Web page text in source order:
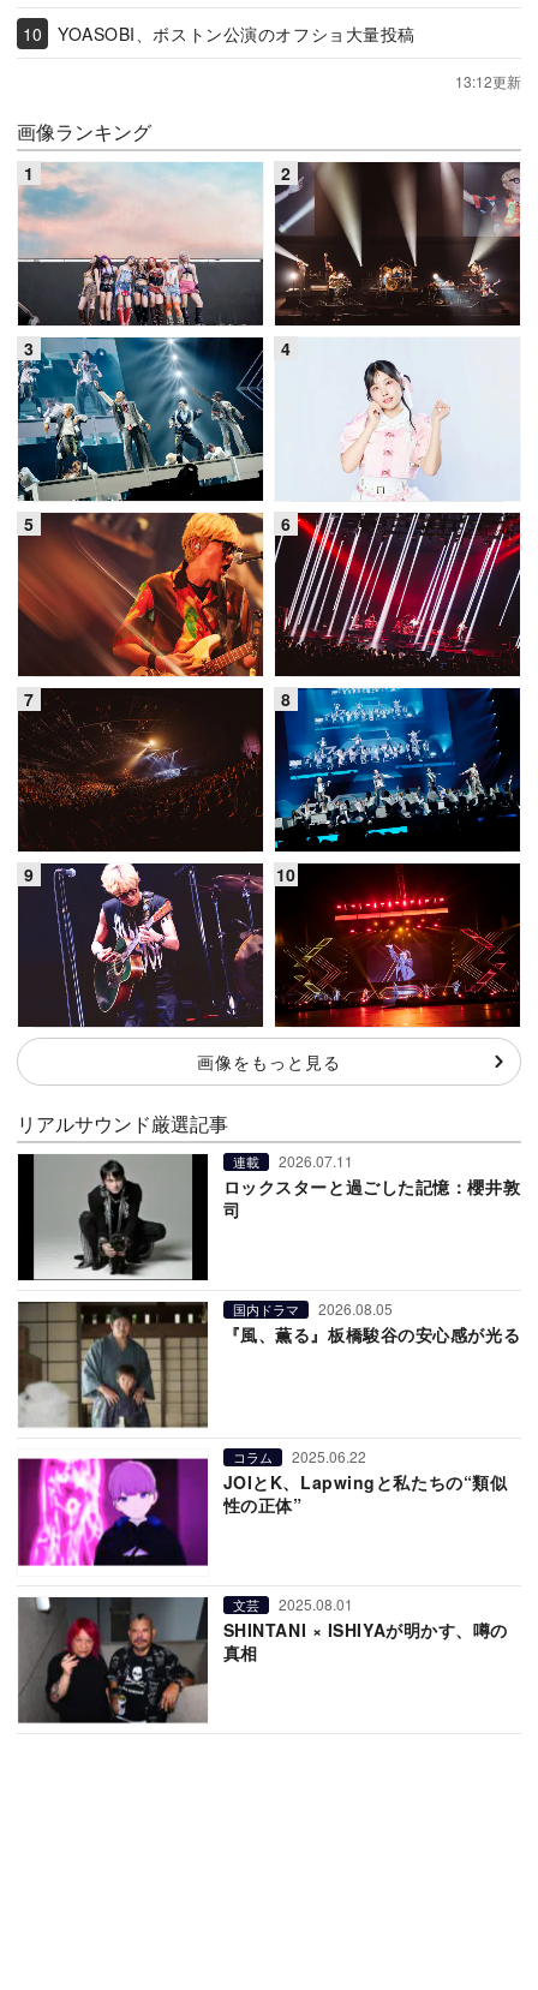
YOASOBI、ボストン公演のオフショ大量投稿
13:12更新
画像ランキング
画像をもっと見る
リアルサウンド厳選記事
連載 2026.07.11
ロックスターと過ごした記憶：櫻井敦
司
国内ドラマ 2026.08.05
『風、薫る』板橋駿谷の安心感が光る
コラム 2025.06.22
JOIとK、Lapwingと私たちの“類似
性の正体”
文芸 2025.08.01
SHINTANI × ISHIYAが明かす、噂の
真相